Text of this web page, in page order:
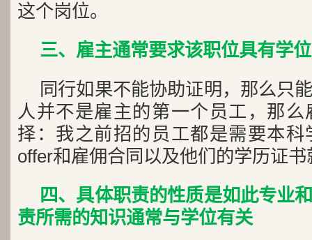
这个岗位。
三、雇主通常要求该职位具有学
同行如果不能协助证明，那么只
人并不是雇主的第一个员工，那
择：我之前招的员工都是需要本
offer和雇佣合同以及他们的学历证
四、具体职责的性质是如此专业
责所需的知识通常与学位有关